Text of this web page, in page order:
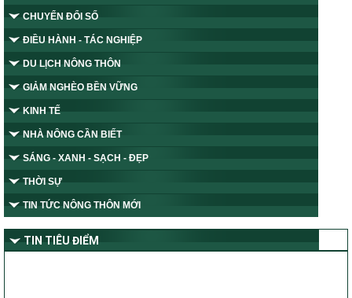
CHUYỂN ĐỔI SỐ
ĐIỀU HÀNH - TÁC NGHIỆP
DU LỊCH NÔNG THÔN
GIẢM NGHÈO BỀN VỮNG
KINH TẾ
NHÀ NÔNG CẦN BIẾT
SÁNG - XANH - SẠCH - ĐẸP
THỜI SỰ
TIN TỨC NÔNG THÔN MỚI
TIN TIÊU ĐIỂM